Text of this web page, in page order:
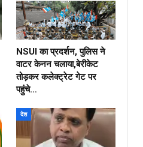
NSUI का प्रदर्शन, पुलिस ने
वाटर केनन चलाया,बेरीकेट
तोड़कर कलेक्ट्रेट गेट पर
पहुंचे…
देश